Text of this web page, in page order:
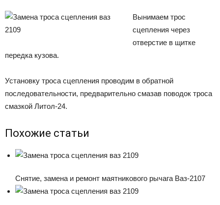
Вынимаем трос
сцепления через
отверстие в щитке
передка кузова.
Установку троса сцепления проводим в обратной
последовательности, предварительно смазав поводок троса
смазкой Литол-24.
Похожие статьи
Снятие, замена и ремонт маятникового рычага Ваз-2107